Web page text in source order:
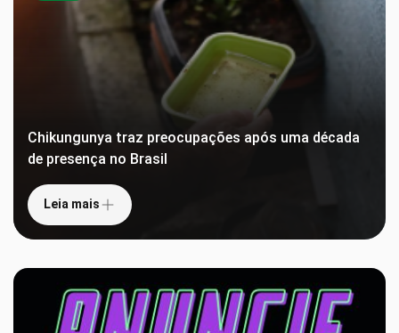
Chikungunya traz preocupações após uma década
de presença no Brasil
Leia mais